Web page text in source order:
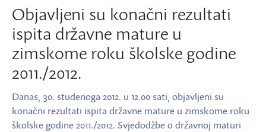
Objavljeni su konačni rezultati
ispita državne mature u
zimskome roku školske godine
2011./2012.
Danas, 30. studenoga 2012. u 12.00 sati, objavljeni su
konačni rezultati ispita državne mature u zimskome roku
školske godine 2011./2012. Svjedodžbe o državnoj maturi